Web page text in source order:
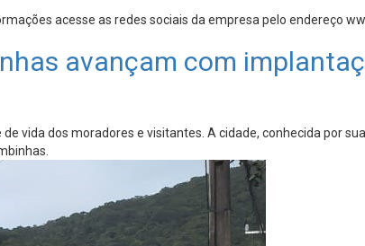
acesse as redes sociais da empresa pelo endereço
avançam com
vida dos moradores e visitantes. A cidade, conhecida por